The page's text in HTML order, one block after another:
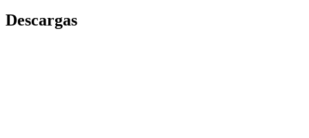
Descargas